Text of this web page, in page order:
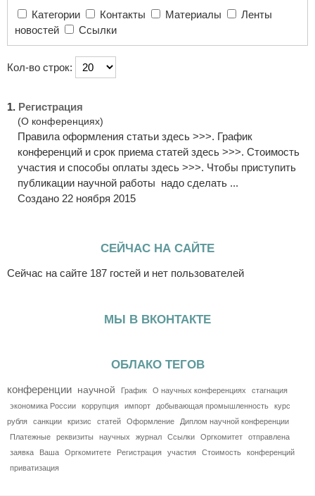
Категории
Контакты Материалы
новостей
Ссылки
Кол-во строк:
1. Регистрация
(О конференциях)
Правила оформления статьи здесь >>>. График
конференций и срок приема статей здесь >>>. Стоимость
участия и способы оплаты здесь >>>. Чтобы приступить
публикации научной работы надо сделать ...
Создано 22 ноября 2015
СЕЙЧАС НА САЙТЕ
Сейчас на сайте 187 гостей и нет пользователей
МЫ В ВКОНТАКТЕ
ОБЛАКО ТЕГОВ
конференции научной График О научных конференциях
стагнация
экономика России
коррупция импорт добывающая промышленность
курс
рубля
санкции кризис статей Оформление
Диплом научной конференции
Платежные
реквизиты научных журнал Ссылки Оргкомитет
отправлена
заявка
Ваша Оргкомитете Регистрация участия Стоимость
конференций
приватизация